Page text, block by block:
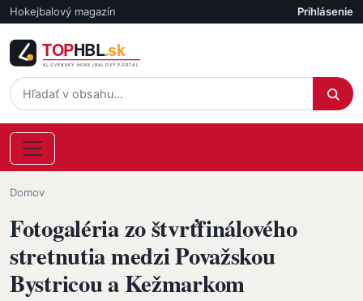
Skočiť na hlavný obsah
Hokejbalový magazín Účet
Prihlásenie
Omrvinka
Domov
Fotogaléria zo štvrťfinálového
stretnutia medzi Považskou
Bystricou a Kežmarkom